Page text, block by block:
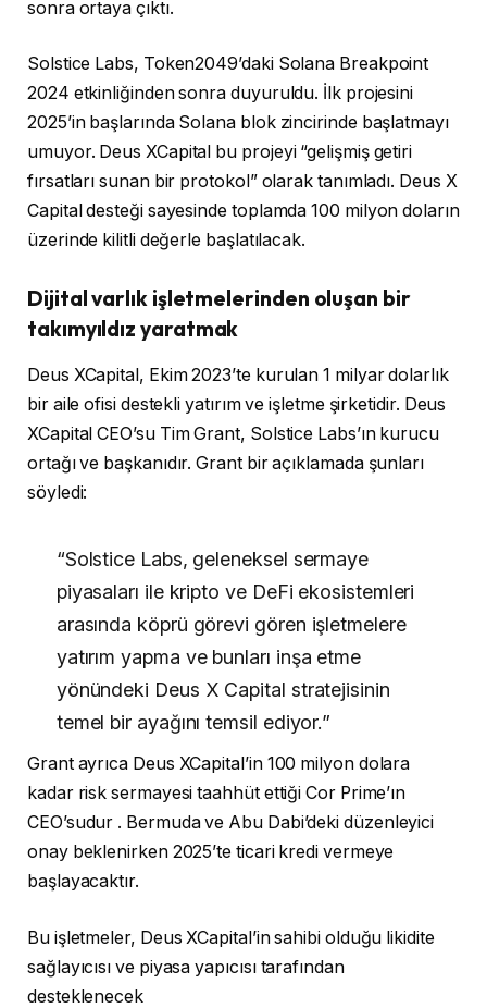
sonra ortaya çıktı.
Solstice Labs, Token2049’daki Solana Breakpoint
2024 etkinliğinden sonra duyuruldu. İlk projesini
2025’in başlarında Solana blok zincirinde başlatmayı
umuyor. Deus XCapital bu projeyi “gelişmiş getiri
fırsatları sunan bir protokol” olarak tanımladı. Deus X
Capital desteği sayesinde toplamda 100 milyon doların
üzerinde kilitli değerle başlatılacak.
Dijital varlık işletmelerinden oluşan bir
takımyıldız yaratmak
Deus XCapital, Ekim 2023’te kurulan 1 milyar dolarlık
bir aile ofisi destekli yatırım ve işletme şirketidir. Deus
XCapital CEO’su Tim Grant, Solstice Labs’ın kurucu
ortağı ve başkanıdır. Grant bir açıklamada şunları
söyledi:
“Solstice Labs, geleneksel sermaye
piyasaları ile kripto ve DeFi ekosistemleri
arasında köprü görevi gören işletmelere
yatırım yapma ve bunları inşa etme
yönündeki Deus X Capital stratejisinin
temel bir ayağını temsil ediyor.”
Grant ayrıca Deus XCapital’in 100 milyon dolara
kadar risk sermayesi taahhüt ettiği Cor Prime’ın
CEO’sudur . Bermuda ve Abu Dabi’deki düzenleyici
onay beklenirken 2025’te ticari kredi vermeye
başlayacaktır.
Bu işletmeler, Deus XCapital’in sahibi olduğu likidite
sağlayıcısı ve piyasa yapıcısı tarafından
desteklenecek